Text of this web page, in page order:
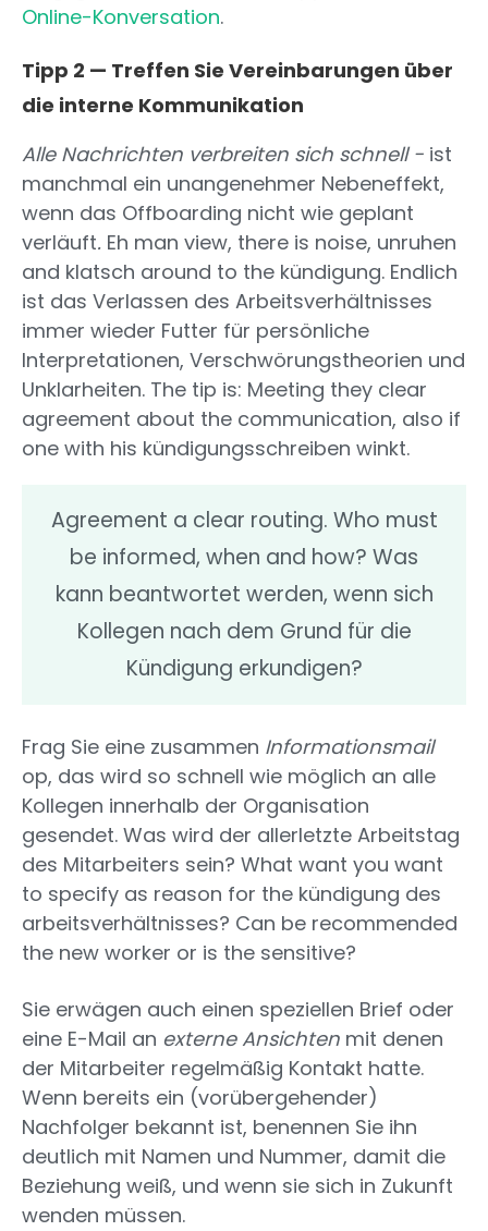
Online-Konversation.
Tipp 2 — Treffen Sie Vereinbarungen über
die interne Kommunikation
Alle Nachrichten verbreiten sich schnell - ist
manchmal ein unangenehmer Nebeneffekt,
wenn das Offboarding nicht wie geplant
verläuft. Eh man view, there is noise, unruhen
and klatsch around to the kündigung. Endlich
ist das Verlassen des Arbeitsverhältnisses
immer wieder Futter für persönliche
Interpretationen, Verschwörungstheorien und
Unklarheiten. The tip is: Meeting they clear
agreement about the communication, also if
one with his kündigungsschreiben winkt.
Agreement a clear routing. Who must
be informed, when and how? Was
kann beantwortet werden, wenn sich
Kollegen nach dem Grund für die
Kündigung erkundigen?
Frag Sie eine zusammen Informationsmail
op, das wird so schnell wie möglich an alle
Kollegen innerhalb der Organisation
gesendet. Was wird der allerletzte Arbeitstag
des Mitarbeiters sein? What want you want
to specify as reason for the kündigung des
arbeitsverhältnisses? Can be recommended
the new worker or is the sensitive?
Sie erwägen auch einen speziellen Brief oder
eine E-Mail an externe Ansichten mit denen
der Mitarbeiter regelmäßig Kontakt hatte.
Wenn bereits ein (vorübergehender)
Nachfolger bekannt ist, benennen Sie ihn
deutlich mit Namen und Nummer, damit die
Beziehung weiß, und wenn sie sich in Zukunft
wenden müssen.